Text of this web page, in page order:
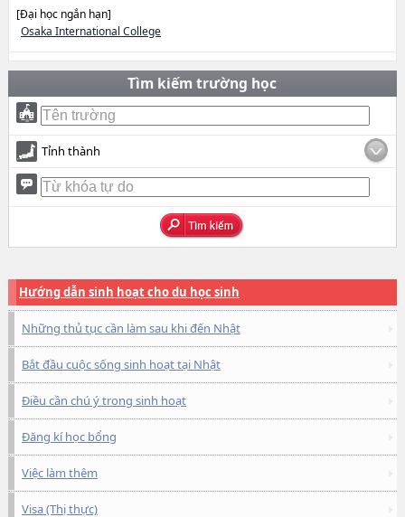
[Đại học ngắn hạn]
Osaka International College
Tìm kiếm trường học
Tỉnh thành
Hướng dẫn sinh hoạt cho du học sinh
Những thủ tục cần làm sau khi đến Nhật
Bắt đầu cuộc sống sinh hoạt tại Nhật
Điều cần chú ý trong sinh hoạt
Đăng kí học bổng
Việc làm thêm
Visa (Thị thực)